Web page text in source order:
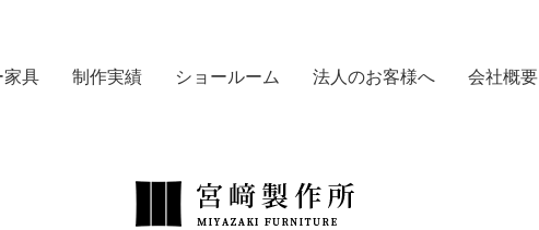
家具 制作実績 ショールーム 法人のお客様へ 会社概要